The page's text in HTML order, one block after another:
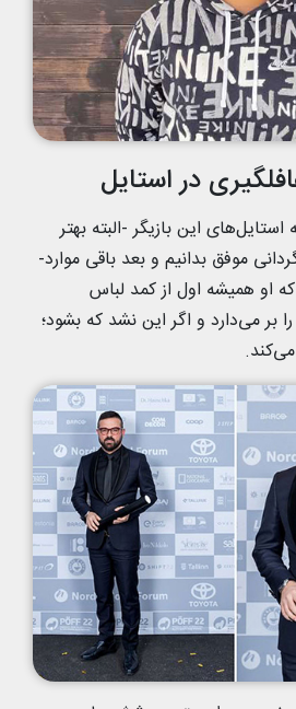
در استایل
این بازیگر -البته بهتر
موفق بدانیم و بعد باقی موارد-
او همیشه اول از کمد لباس
می‌دارد و اگر این نشد که بشود؛